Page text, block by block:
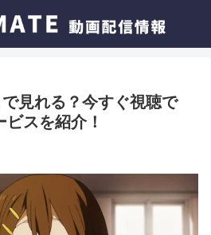
見れる？今すぐ視聴で
スを紹介！